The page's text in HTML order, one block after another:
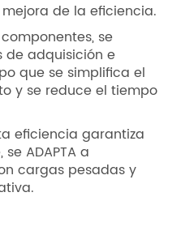
de la eficiencia.
se
de adquisición e
que se simplifica el
y se reduce el tiempo
eficiencia garantiza
ADAPTA a
cargas pesadas y